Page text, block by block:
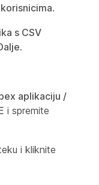
.
s CSV
.
aplikaciju /
i spremite
i kliknite